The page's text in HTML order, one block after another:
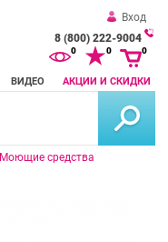
Вход
8 (800) 222-9004
ВИДЕО АКЦИИ И СКИДКИ
0 0 0
Моющие средства